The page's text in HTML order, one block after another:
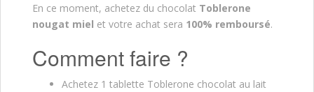
En ce moment, achetez du chocolat Toblerone
nougat miel et votre achat sera 100% remboursé.
Comment faire ?
Achetez 1 tablette Toblerone chocolat au lait